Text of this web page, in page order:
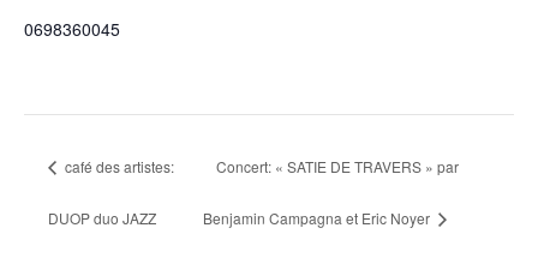
0698360045
café des artistes:
DUOP duo JAZZ
Concert: « SATIE DE TRAVERS » par
Benjamin Campagna et Eric Noyer